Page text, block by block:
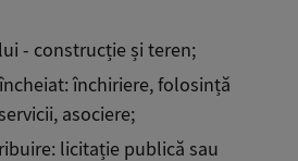
- construcție și teren;
închiriere, folosință
asociere;
licitație publică sau